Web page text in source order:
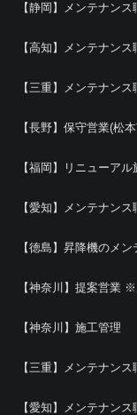
【静岡】メンテナン
【高知】メンテナンス
【三重】メンテナン
【長野】保守営業(松
【福岡】リニューア
【愛知】メンテナン
【徳島】昇降機のメ
【神奈川】提案営業
【神奈川】施工管理
【三重】メンテナン
【愛知】メンテナン